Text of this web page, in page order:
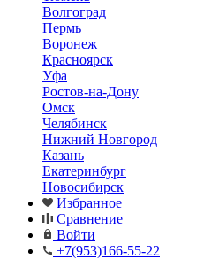
Волгоград
Пермь
Воронеж
Красноярск
Уфа
Ростов-на-Дону
Омск
Челябинск
Нижний Новгород
Казань
Екатеринбург
Новосибирск
Избранное
Сравнение
Войти
+7(953)166-55-22